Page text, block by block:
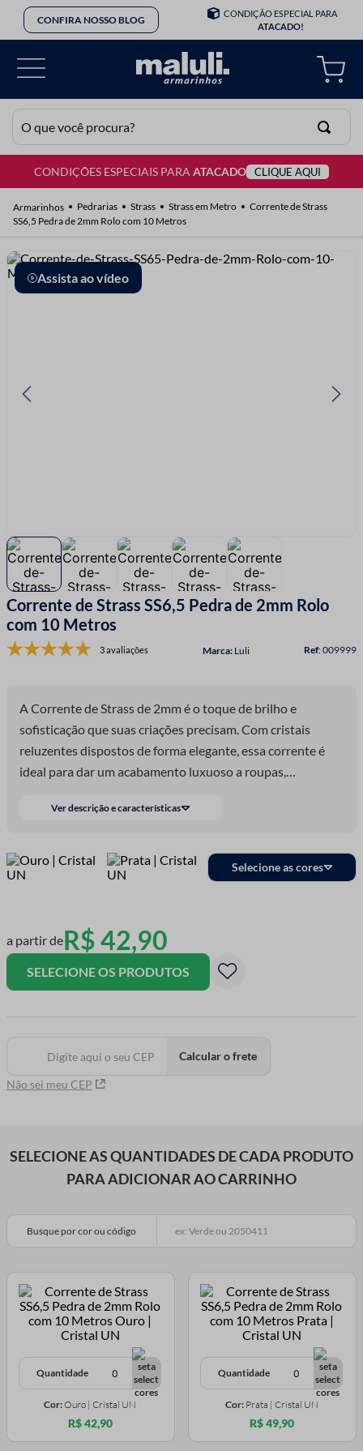
CONFIRA NOSSO BLOG
CONDIÇÃO ESPECIAL PARA
ATACADO!
O que você procura?
CONDIÇÕES ESPECIAIS PARAATACADO CLIQUE AQUI
Pedrarias Strass Strass em Metro
Corrente de Strass
SS6,5 Pedra de 2mm Rolo com 10 Metros
Assista ao vídeo
Corrente de Strass SS6,5 Pedra de 2mm Rolo
com 10 Metros
3 avaliações Luli :009999
A Corrente de Strass de 2mm é o toque de brilho e
sofisticação que suas criações precisam. Com cristais
reluzentes dispostos de forma elegante, essa corrente é
ideal para dar um acabamento luxuoso a roupas,
fácil aplicação, a Corrente de Strass pode ser usada em
artesanato.
Ver descrição e características
Selecione as cores
a partir deR$42,90
SELECIONE OS PRODUTOS
Não sei meu CEP
Calcular o frete
SELECIONE AS QUANTIDADES DE CADA PRODUTO
PARA ADICIONAR AO CARRINHO
Busque por cor ou código
Quantidade
Cor:Ouro | Cristal UN
R$ 42,90
Quantidade
Cor: Prata | Cristal UN
R$ 49,90
TERMOS MAIS BUSCADOS
2º
barbante
3º
botão
4º
elastico
8º